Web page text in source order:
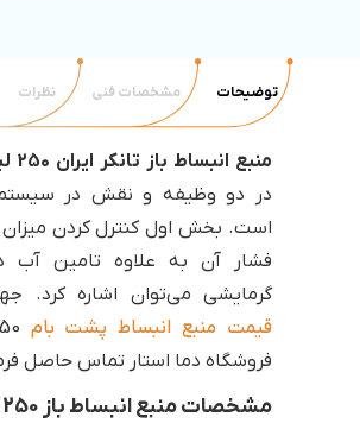
توضیحات مشخصات فنی نظرات
منبع انبساط باز تانکر ایران 250 لیتری
در دو وظیفه و نقش در
است. بخش اول کنترل کردن
فشار آن به علاوه تامین آب
گرمایشی می‌توان اشاره کرد.
قیمت منبع انبساط پشت بام
فروشگاه دما استار تماس حاصل
مشخصات منبع انبساط باز 250 لیتری